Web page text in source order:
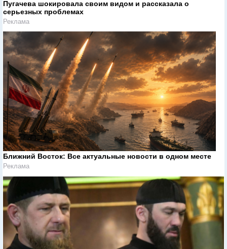
Пугачева шокировала своим видом и рассказала о
серьезных проблемах
Реклама
Ближний Восток: Все актуальные новости в одном месте
Реклама